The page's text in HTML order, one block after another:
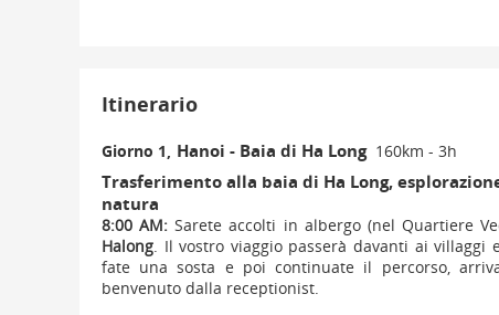
Itinerario
Giorno 1, Hanoi - Baia di Ha Long 160km - 3h
Trasferimento alla baia di Ha Long,
natura
8:00 AM: Sarete accolti in albergo (nel Quartiere
Halong . Il vostro viaggio passerà davanti ai villaggi
fate una sosta e poi continuate il percorso,
benvenuto dalla receptionist.